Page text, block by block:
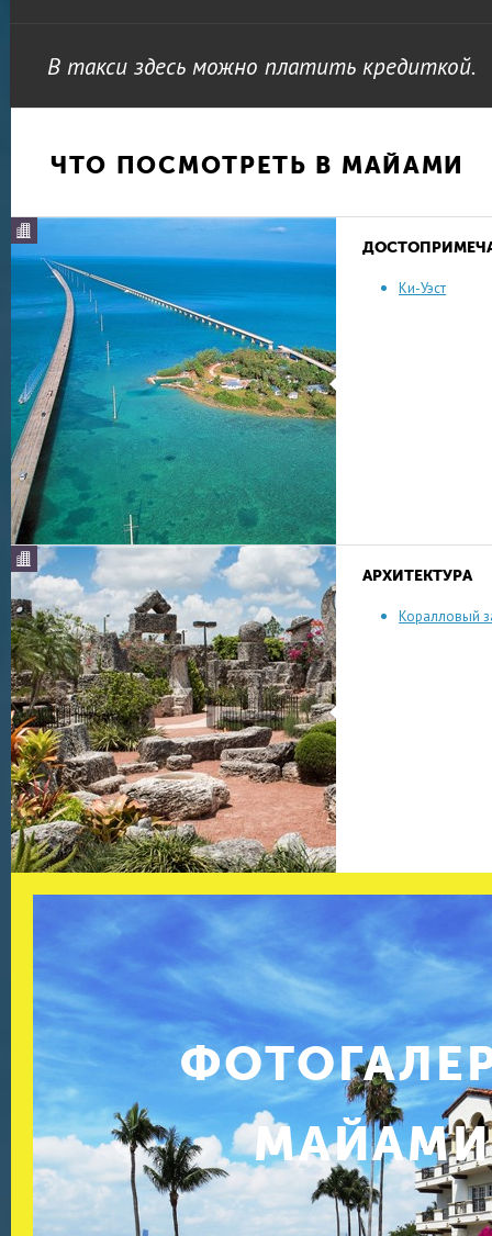
В такси здесь можно платить кредиткой.
ЧТО ПОСМОТРЕТЬ В МАЙАМИ
Ки-Уэст
АРХИТЕКТУРА
Коралловый
МАЙАМИ